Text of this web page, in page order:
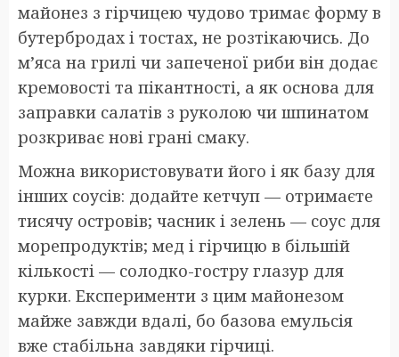
майонез з гірчицею чудово тримає форму в
бутербродах і тостах, не розтікаючись. До
м’яса на грилі чи запеченої риби він додає
кремовості та пікантності, а як основа для
заправки салатів з руколою чи шпинатом
розкриває нові грані смаку.
Можна використовувати його і як базу для
інших соусів: додайте кетчуп — отримаєте
тисячу островів; часник і зелень — соус для
морепродуктів; мед і гірчицю в більшій
кількості — солодко-гостру глазур для
курки. Експерименти з цим майонезом
майже завжди вдалі, бо базова емульсія
вже стабільна завдяки гірчиці.